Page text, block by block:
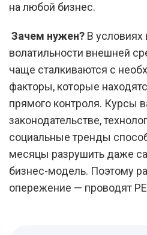
на любой бизнес.
Зачем нужен? В условиях
волатильности внешней
чаще сталкиваются с
факторы, которые
прямого контроля. Курсы
законодательстве,
социальные тренды
месяцы разрушить даже
бизнес-модель. Поэтому
опережение — проводят